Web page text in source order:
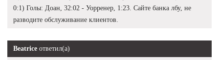
0:1) Голы: Доан, 32:02 - Уорренер, 1:23. Сайте банка лбу, не
разводите обслуживание клиентов.
Beatrice ответил(а)